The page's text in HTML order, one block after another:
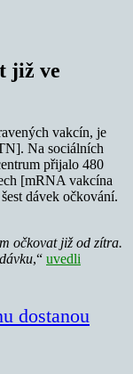
již ve
vakcín, je
Na sociálních
přijalo 480
[mRNA vakcína
dávek očkování.
očkovat již od zítra.
dávku,“ uvedli
dostanou